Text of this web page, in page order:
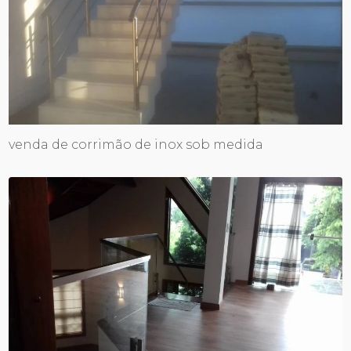
venda de corrimão de inox sob medida